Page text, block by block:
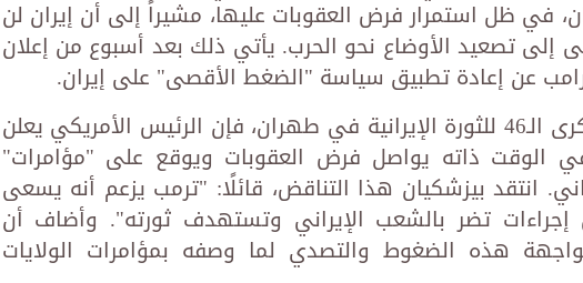
في ظل استمرار فرض العقوبات عليها، مشيراً إلى أن إيران لن
إلى تصعيد الأوضاع نحو الحرب. يأتي ذلك بعد أسبوع من إعلان
عن إعادة تطبيق سياسة "الضغط الأقصى" على إيران.
ووفقًا لكلمة بيزشكيان في الذكرى الـ46 للثورة الإيرانية في طهران، فإن الرئيس الأمريكي يعلن
الوقت ذاته يواصل فرض العقوبات ويوقع على "مؤامرات"
انتقد بيزشكيان هذا التناقض، قائلًا: "ترمب يزعم أنه يسعى
تضر بالشعب الإيراني وتستهدف ثورته". وأضاف أن
هذه الضغوط والتصدي لما وصفه بمؤامرات الولايات